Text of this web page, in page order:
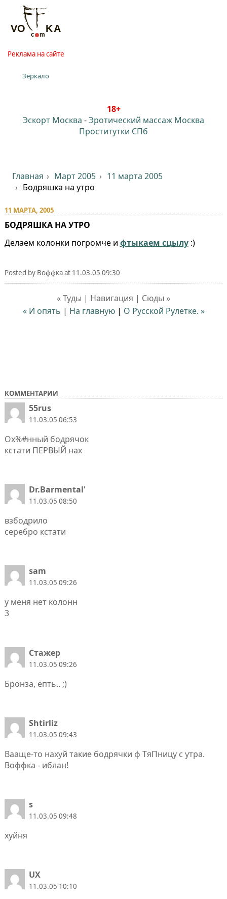
Реклама на сайте
Зеркало
18+
Эскорт Москва -Эротический массаж Москва
Проститутки СПб
Главная Март 2005
11 марта 2005
Бодряшка на утро
11 МАРТА, 2005
БОДРЯШКА НА УТРО
Делаем колонки погромче и фтыкаем сцылу:)
Posted by Воффкаat 11.03.05 09:30
« Туды | Навигация | Сюды »
« И опять | На главную| О Русской Рулетке. »
КОММЕНТАРИИ
55rus
11.03.05 06:53
Ох%#нный бодрячок
кстати ПЕРВЫЙ наx
Dr.Barmental'
11.03.05 08:50
взбодрило
серебро кстати
sam
11.03.05 09:26
у меня нет колонн
3
Стажер
11.03.05 09:26
Бронза, ёпть.. ;)
Shtirliz
11.03.05 09:43
Вааще-то наxуй такие бодрячки ф ТяПницу с утра.
Воффка - иблан!
s
11.03.05 09:48
хуйня
UX
11.03.05 10:10